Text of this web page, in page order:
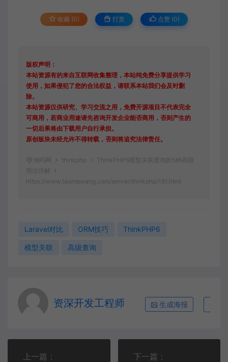
收藏 (0) 打赏 点赞 (0)
版权声明：
本站资源有的来自互联网收集整理，本站纯免费分享提供学习
使用，如果侵犯了您的合法权益，请联系本站我们会及时删
除。
本站资源仅供研究、学习交流之用，免费开源项目不代表完全
可商用，若商业用途请先咨询开发企业能否商用，否则产生的
一切后果将由下载用户自行承担。
原创板块未经允许不得转载，否则将追究法律责任。
淘吗网 thinkphp
ThinkPHP6模型关联查询的5种高级
用法详解
https://www.taomawang.com/server/thinkphp/181.html
Laravel对比 ORM技巧 ThinkPHP6
模型关联 高级查询
资深开发工程师 生成海报
上一篇：
下一篇：